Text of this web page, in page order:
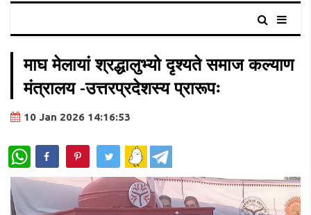
माघ मेलायां श्रद्धालुभ्यो दृश्यते समाज कल्याण
मंत्रालय -उत्तरप्रदेशस्य प्रारूपः
10 Jan 2026 14:16:53
WhatsApp